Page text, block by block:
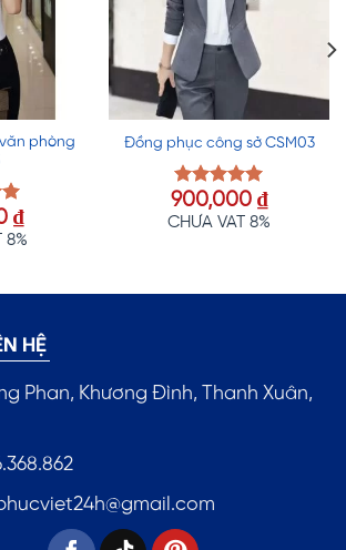
phòng
₫
8%
Đồng phục công sở CSM03
Được xếp
hạng5.00
900,000 ₫
CHƯA VAT 8%
HỆ
Phan, Khương Đình, Thanh Xuân,